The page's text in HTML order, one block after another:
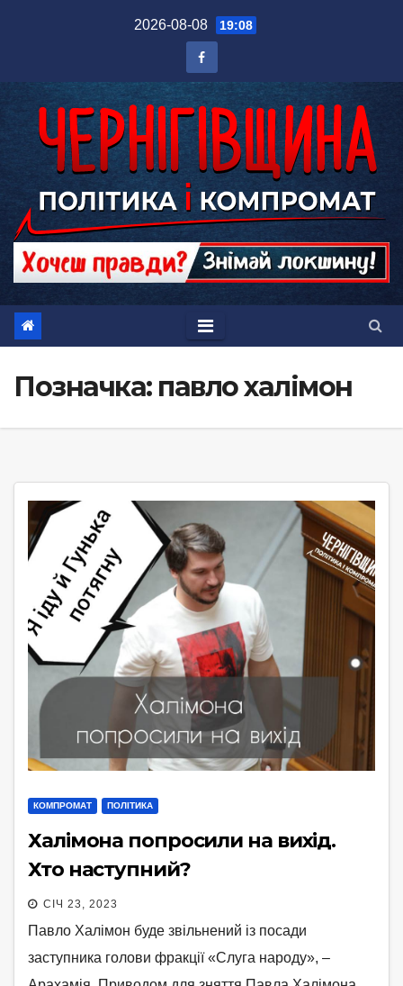
2026-08-08 19:08
Позначка: павло халімон
КОМПРОМАТ ПОЛІТИКА
Халімона попросили на вихід.
Хто наступний?
СІЧ 23, 2023
Павло Халімон буде звільнений із посади
заступника голови фракції «Слуга народу», –